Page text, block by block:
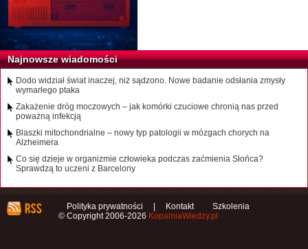
Najnowsze wiadomości
Dodo widział świat inaczej, niż sądzono. Nowe badanie odsłania zmysły
wymarłego ptaka
Zakażenie dróg moczowych – jak komórki czuciowe chronią nas przed
poważną infekcją
Blaszki mitochondrialne – nowy typ patologii w mózgach chorych na
Alzheimera
Co się dzieje w organizmie człowieka podczas zaćmienia Słońca?
Sprawdzą to uczeni z Barcelony
Polityka prywatności Kontakt
Szkolenia
© Copyright 2006-2026 KopalniaWiedzy.pl